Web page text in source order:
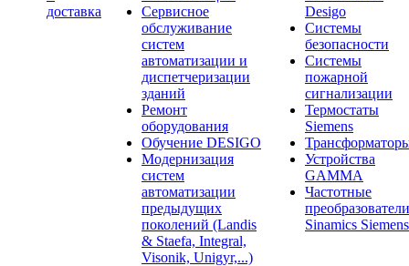
доставка
Сервисное
обслуживание
систем
автоматизации и
диспетчеризации
зданий
Ремонт
оборудования
Обучение DESIGO
Модернизация
систем
автоматизации
предыдущих
поколений (Landis
& Staefa, Integral,
Visonik, Unigyr,...)
Desigo
Системы
безопасности
Системы
пожарной
сигнализации
Термостаты
Siemens
Устройства
GAMMA
Частотные
преобразователи
Sinamics Siemens